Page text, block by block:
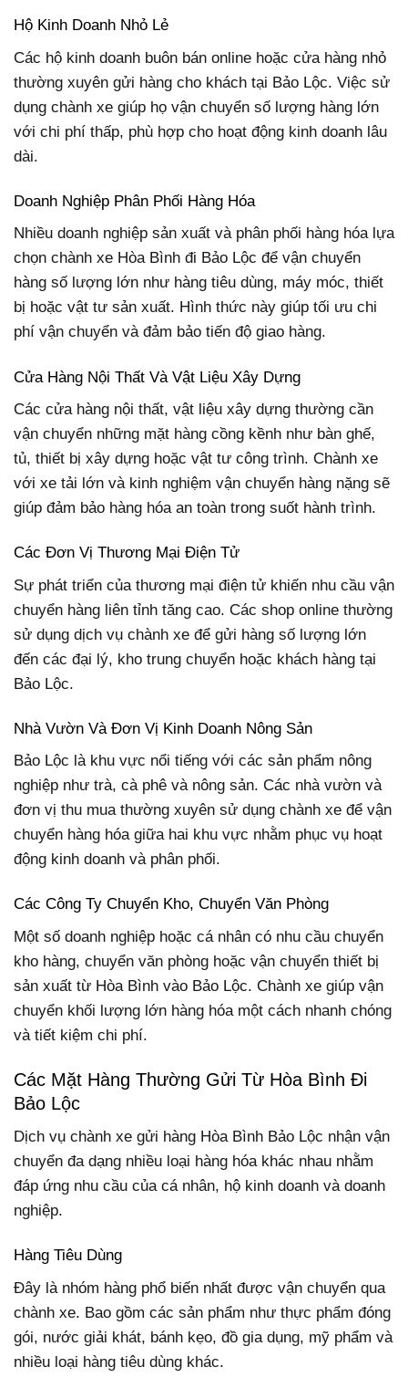
Hộ Kinh Doanh Nhỏ Lẻ
Các hộ kinh doanh buôn bán online hoặc cửa hàng nhỏ
thường xuyên gửi hàng cho khách tại Bảo Lộc. Việc sử
dụng chành xe giúp họ vận chuyển số lượng hàng lớn
với chi phí thấp, phù hợp cho hoạt động kinh doanh lâu
dài.
Doanh Nghiệp Phân Phối Hàng Hóa
Nhiều doanh nghiệp sản xuất và phân phối hàng hóa lựa
chọn chành xe Hòa Bình đi Bảo Lộc để vận chuyển
hàng số lượng lớn như hàng tiêu dùng, máy móc, thiết
bị hoặc vật tư sản xuất. Hình thức này giúp tối ưu chi
phí vận chuyển và đảm bảo tiến độ giao hàng.
Cửa Hàng Nội Thất Và Vật Liệu Xây Dựng
Các cửa hàng nội thất, vật liệu xây dựng thường cần
vận chuyển những mặt hàng cồng kềnh như bàn ghế,
tủ, thiết bị xây dựng hoặc vật tư công trình. Chành xe
với xe tải lớn và kinh nghiệm vận chuyển hàng nặng sẽ
giúp đảm bảo hàng hóa an toàn trong suốt hành trình.
Các Đơn Vị Thương Mại Điện Tử
Sự phát triển của thương mại điện tử khiến nhu cầu vận
chuyển hàng liên tỉnh tăng cao. Các shop online thường
sử dụng dịch vụ chành xe để gửi hàng số lượng lớn
đến các đại lý, kho trung chuyển hoặc khách hàng tại
Bảo Lộc.
Nhà Vườn Và Đơn Vị Kinh Doanh Nông Sản
Bảo Lộc là khu vực nổi tiếng với các sản phẩm nông
nghiệp như trà, cà phê và nông sản. Các nhà vườn và
đơn vị thu mua thường xuyên sử dụng chành xe để vận
chuyển hàng hóa giữa hai khu vực nhằm phục vụ hoạt
động kinh doanh và phân phối.
Các Công Ty Chuyển Kho, Chuyển Văn Phòng
Một số doanh nghiệp hoặc cá nhân có nhu cầu chuyển
kho hàng, chuyển văn phòng hoặc vận chuyển thiết bị
sản xuất từ Hòa Bình vào Bảo Lộc. Chành xe giúp vận
chuyển khối lượng lớn hàng hóa một cách nhanh chóng
và tiết kiệm chi phí.
Các Mặt Hàng Thường Gửi Từ Hòa Bình Đi
Bảo Lộc
Dịch vụ chành xe gửi hàng Hòa Bình Bảo Lộc nhận vận
chuyển đa dạng nhiều loại hàng hóa khác nhau nhằm
đáp ứng nhu cầu của cá nhân, hộ kinh doanh và doanh
nghiệp.
Hàng Tiêu Dùng
Đây là nhóm hàng phổ biến nhất được vận chuyển qua
chành xe. Bao gồm các sản phẩm như thực phẩm đóng
gói, nước giải khát, bánh kẹo, đồ gia dụng, mỹ phẩm và
nhiều loại hàng tiêu dùng khác.